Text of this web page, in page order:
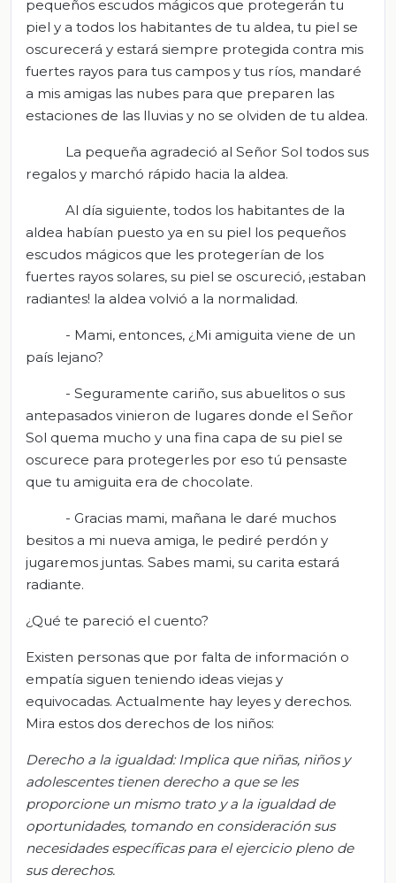
pequeños escudos mágicos que protegerán tu
piel y a todos los habitantes de tu aldea, tu piel se
oscurecerá y estará siempre protegida contra mis
fuertes rayos para tus campos y tus ríos, mandaré
a mis amigas las nubes para que preparen las
estaciones de las lluvias y no se olviden de tu aldea.
La pequeña agradeció al Señor Sol todos sus
regalos y marchó rápido hacia la aldea.
Al día siguiente, todos los habitantes de la
aldea habían puesto ya en su piel los pequeños
escudos mágicos que les protegerían de los
fuertes rayos solares, su piel se oscureció, ¡estaban
radiantes! la aldea volvió a la normalidad.
- Mami, entonces, ¿Mi amiguita viene de un
país lejano?
- Seguramente cariño, sus abuelitos o sus
antepasados vinieron de lugares donde el Señor
Sol quema mucho y una fina capa de su piel se
oscurece para protegerles por eso tú pensaste
que tu amiguita era de chocolate.
- Gracias mami, mañana le daré muchos
besitos a mi nueva amiga, le pediré perdón y
jugaremos juntas. Sabes mami, su carita estará
radiante.
¿Qué te pareció el cuento?
Existen personas que por falta de información o
empatía siguen teniendo ideas viejas y
equivocadas. Actualmente hay leyes y derechos.
Mira estos dos derechos de los niños:
Derecho a la igualdad: Implica que niñas, niños y
adolescentes tienen derecho a que se les
proporcione un mismo trato y a la igualdad de
oportunidades, tomando en consideración sus
necesidades específicas para el ejercicio pleno de
sus derechos.